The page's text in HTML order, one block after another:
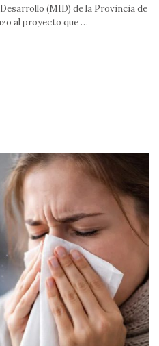
(MID) de la Provincia de
al proyecto que …